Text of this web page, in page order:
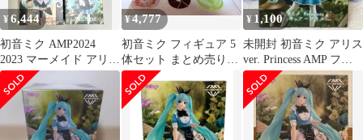
¥6,444
初音ミク AMP2024
2023 マーメイド アリス
フィギュア まとめ売り
¥4,777
初音ミク フィギュア 5
体セット まとめ売り
ジャンク
¥ 1,100
未開封 初音ミク アリス
ver. Princess AMP フィ
ギュア